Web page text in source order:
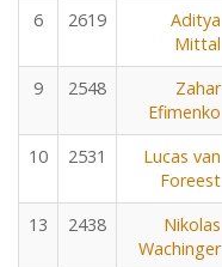
6 2619
Aditya
Mittal
9 2548
Zahar
Efimenko
10 2531
Lucas van
Foreest
13 2438
Nikolas
Wachinger